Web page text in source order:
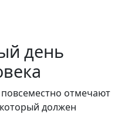
день
отмечают
должен